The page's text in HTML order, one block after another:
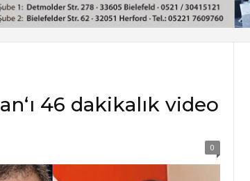
46 dakikalık video
0